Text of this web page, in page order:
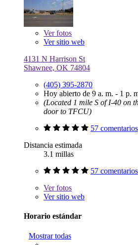
Verfotos
Ver sitio web
4131 N Harrison St
Shawnee, OK 74804
(405) 395-2870
Hoy abierto de 9 a. m. - 1 p.
(Located 1 mile S of I-40 on
door to TFCU)
57 comentarios
Distancia estimada
3.1 millas
57 comentarios
Verfotos
Ver sitio web
Horario estándar
Mostrar todas